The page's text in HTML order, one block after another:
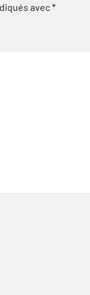
avec*